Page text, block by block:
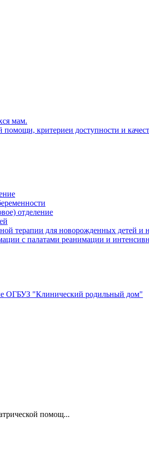
мам.
помощи, критериеи доступности и
отделение
терапии для новорожденных детей и
с палатами реанимации и
ОГБУЗ "Клинический родильный дом"
помощ...